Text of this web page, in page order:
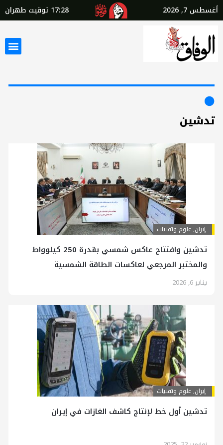
أغسطس 7, 2026 17:28 توقيت طهران
تدشين
إيران,علوم وتقنيات
تدشين وافتتاح عاكس شمسي بقدرة 250 كيلوواط
والمختبر المرجعي لعاكسات الطاقة الشمسية
يناير 6, 2026
إيران,علوم وتقنيات
تدشين أول خط لإنتاج كاشف الغازات في إيران